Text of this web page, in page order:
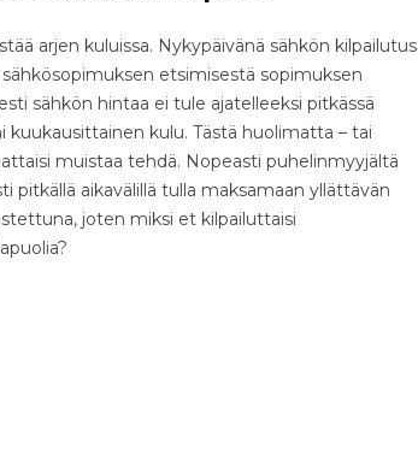
arjen kuluissa. Nykypäivänä sähkön kilpailutus
etsimisestä sopimuksen
sähkön hintaa ei tule ajatelleeksi pitkässä
kuukausittainen kulu. Tästä huolimatta – tai
muistaa tehdä. Nopeasti puhelinmyyjältä
aikavälillä tulla maksamaan yllättävän
joten miksi et kilpailuttaisi